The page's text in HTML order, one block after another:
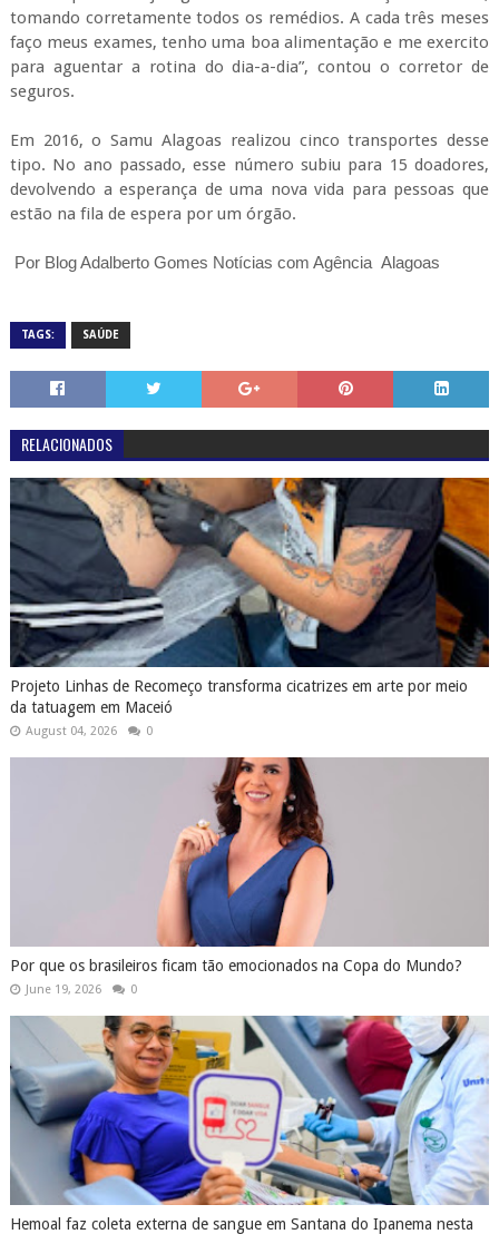
tomando corretamente todos os remédios. A cada três meses
faço meus exames, tenho uma boa alimentação e me exercito
para aguentar a rotina do dia-a-dia”, contou o corretor de
seguros.
Em 2016, o Samu Alagoas realizou cinco transportes desse
tipo. No ano passado, esse número subiu para 15 doadores,
devolvendo a esperança de uma nova vida para pessoas que
estão na fila de espera por um órgão.
Por Blog Adalberto Gomes Notícias com Agência Alagoas
TAGS: SAÚDE
RELACIONADOS
Projeto Linhas de Recomeço transforma cicatrizes em arte por meio
da tatuagem em Maceió
August 04, 2026 0
Por que os brasileiros ficam tão emocionados na Copa do Mundo?
June 19, 2026 0
Hemoal faz coleta externa de sangue em Santana do Ipanema nesta